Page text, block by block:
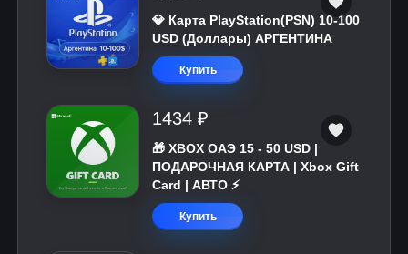
💎 Карта PlayStation(PSN) 10-100
USD (Доллары) АРГЕНТИНА
Купить
1434 ₽
🎁 XBOX ОАЭ 15 - 50 USD |
ПОДАРОЧНАЯ КАРТА | Xbox Gift
Card | АВТО ⚡
Купить